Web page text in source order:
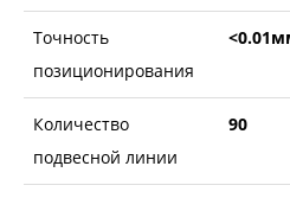
Точность
позиционирования
Количество
подвесной линии
90